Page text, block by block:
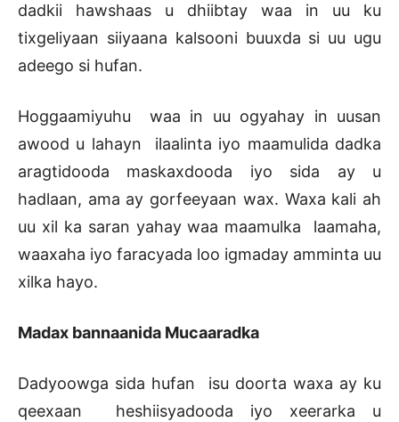
dadkii hawshaas u dhiibtay waa in uu ku
tixgeliyaan siiyaana kalsooni buuxda si uu ugu
adeego si hufan.
Hoggaamiyuhu waa in uu ogyahay in uusan
awood u lahayn ilaalinta iyo maamulida dadka
aragtidooda maskaxdooda iyo sida ay u
hadlaan, ama ay gorfeeyaan wax. Waxa kali ah
uu xil ka saran yahay waa maamulka laamaha,
waaxaha iyo faracyada loo igmaday amminta uu
xilka hayo.
Madax bannaanida Mucaaradka
Dadyoowga sida hufan isu doorta waxa ay ku
qeexaan heshiisyadooda iyo xeerarka u